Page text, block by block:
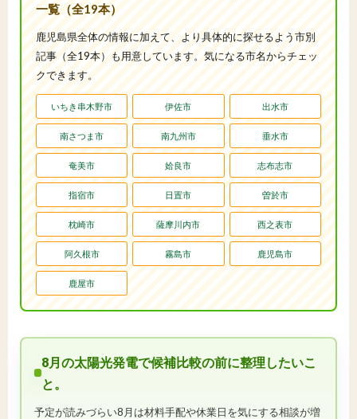
一覧（全19本）
鹿児島県全体の情報に加えて、より具体的に探せるよう市別
記事（全19本）も用意しています。気になる市名からチェッ
クできます。
いちき串木野市 伊佐市 出水市
南さつま市 南九州市 垂水市
奄美市 姶良市 志布志市
指宿市 日置市 曽於市
枕崎市 薩摩川内市 西之表市
阿久根市 霧島市 鹿児島市
鹿屋市
8月の太陽光発電で候補比較の前に整理したいこ
と。
予定が読みづらい8月は材料手配や休業日を気にする相談が増